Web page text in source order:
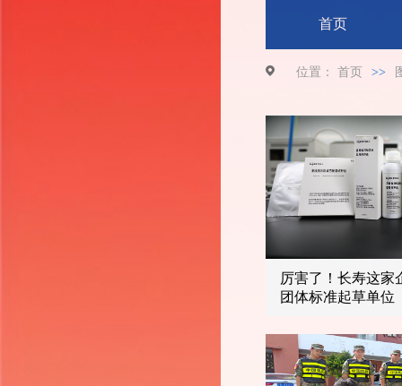
首页
位置： 首页 >>
厉害了！长寿这家
团体标准起草单位